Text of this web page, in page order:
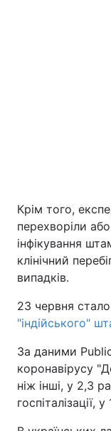
Крім того,
перехворіли
інфікування
клінічний
випадків.
23 червня
"індійського"
За даними
коронавірусу
ніж інші, у 2,3
госпіталізації,